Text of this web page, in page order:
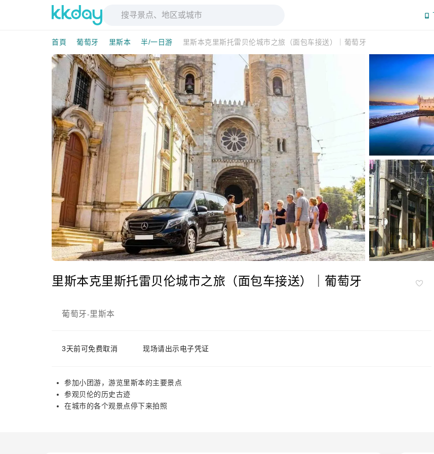
首頁 葡萄牙 里斯本 半/一日游 里斯本克里斯托雷贝伦城市之旅（面包车接送）｜葡萄牙
里斯本克里斯托雷贝伦城市之旅（面包车接送）｜葡萄牙
葡萄牙-里斯本
3天前可免费取消 现场请出示电子凭证
参加小团游，游览里斯本的主要景点
参观贝伦的历史古迹
在城市的各个观景点停下来拍照